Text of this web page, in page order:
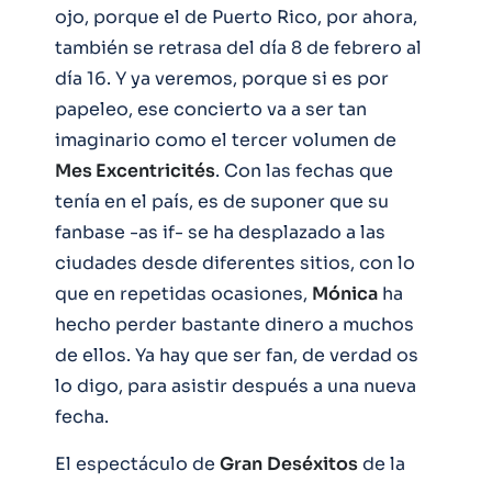
ojo, porque el de Puerto Rico, por ahora,
también se retrasa del día 8 de febrero al
día 16. Y ya veremos, porque si es por
papeleo, ese concierto va a ser tan
imaginario como el tercer volumen de
Mes Excentricités. Con las fechas que
tenía en el país, es de suponer que su
fanbase -as if- se ha desplazado a las
ciudades desde diferentes sitios, con lo
que en repetidas ocasiones, Mónica ha
hecho perder bastante dinero a muchos
de ellos. Ya hay que ser fan, de verdad os
lo digo, para asistir después a una nueva
fecha.
El espectáculo de Gran Deséxitosde la